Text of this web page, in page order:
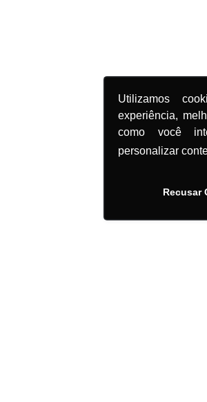
Utilizamos
experiência,
como você
personalizar
Recusar